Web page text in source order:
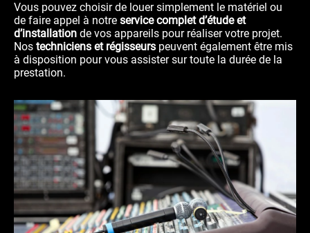
Vous pouvez choisir de louer simplement le matériel ou
de faire appel à notre service complet d’étude et
d’installation de vos appareils pour réaliser votre projet.
Nos techniciens et régisseurs peuvent également être mis
à disposition pour vous assister sur toute la durée de la
prestation.